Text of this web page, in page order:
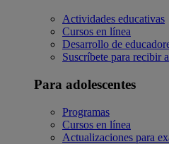
Actividades educativas
Cursos en línea
Desarrollo de
Suscríbete para recibir
Para adolescentes
Programas
Cursos en línea
Actualizaciones para